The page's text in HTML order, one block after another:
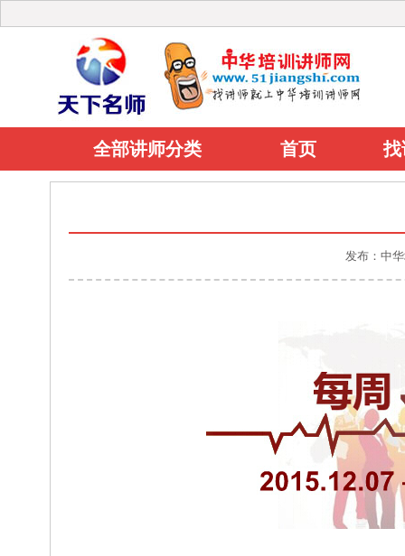
全部讲师分类 首页 找
发布：中